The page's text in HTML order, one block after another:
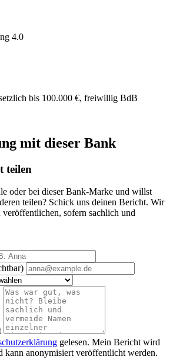
4.0
bis 100.000 €, freiwillig BdB
mit dieser Bank
teilen
oder bei dieser Bank-Marke und willst
teilen? Schick uns deinen Bericht. Wir
sofern sachlich und
gelesen. Mein Bericht wird
kann anonymisiert veröffentlicht werden.